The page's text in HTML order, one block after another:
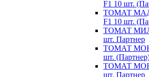
F1 10 шт.
ТОМАТ
F1 10 шт.
ТОМАТ
шт. Партнер
ТОМАТ
шт.
ТОМАТ
шт. Партнер